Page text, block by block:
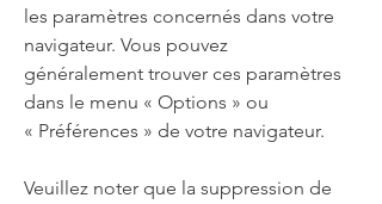
les paramètres concernés dans votre
navigateur. Vous pouvez
généralement trouver ces paramètres
dans le menu « Options » ou
« Préférences » de votre navigateur.
Veuillez noter que la suppression de